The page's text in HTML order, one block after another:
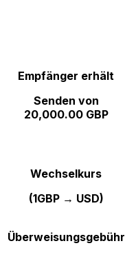
Empfänger erhält
Senden von
20,000.00 GBP
Wechselkurs
(1GBP → USD)
Überweisungsgebühr